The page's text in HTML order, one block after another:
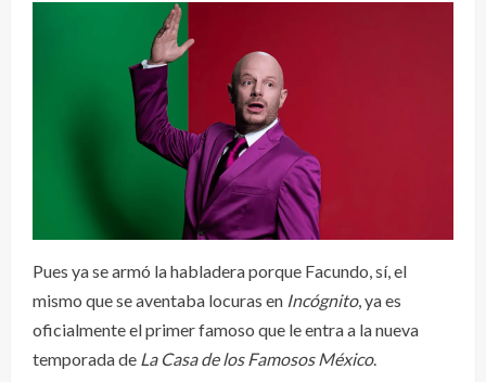
Pues ya se armó la habladera porque Facundo, sí, el
mismo que se aventaba locuras en Incógnito, ya es
oficialmente el primer famoso que le entra a la nueva
temporada de La Casa de los Famosos México.